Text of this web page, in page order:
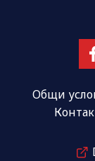
Общи